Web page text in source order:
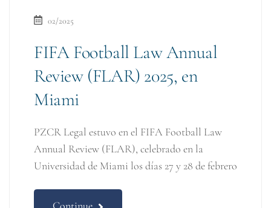
02/2025
FIFA Football Law Annual
Review (FLAR) 2025, en
Miami
PZCR Legal estuvo en el FIFA Football Law
Annual Review (FLAR), celebrado en la
Universidad de Miami los días 27 y 28 de febrero